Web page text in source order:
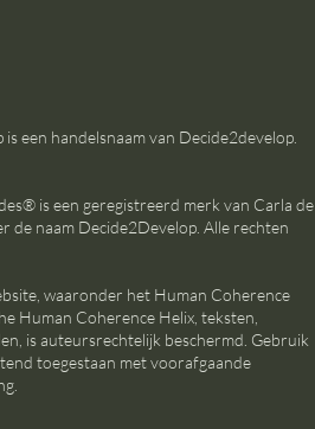
een handelsnaam van Decide2develop.
is een geregistreerd merk van Carla de
de naam Decide2Develop. Alle rechten
waaronder het Human Coherence
Human Coherence Helix, teksten,
is auteursrechtelijk beschermd. Gebruik
toegestaan met voorafgaande